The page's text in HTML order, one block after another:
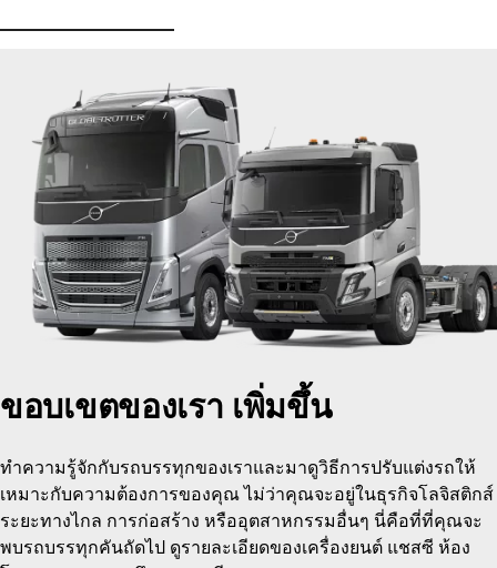
ขอบเขตของเรา เพิ่มขึ้น
ทำความรู้จักกับรถบรรทุกของเราและมาดูวิธีการปรับแต่งรถให้
เหมาะกับความต้องการของคุณ ไม่ว่าคุณจะอยู่ในธุรกิจโลจิสติกส์
ระยะทางไกล การก่อสร้าง หรืออุตสาหกรรมอื่นๆ นี่คือที่ที่คุณจะ
พบรถบรรทุกคันถัดไป ดูรายละเอียดของเครื่องยนต์ แชสซี ห้อง